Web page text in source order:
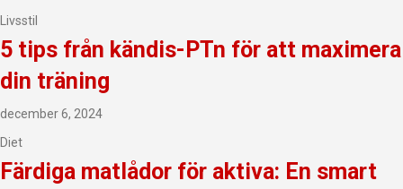
Livsstil
5 tips från kändis-PTn för att maximera
din träning
december 6, 2024
Diet
Färdiga matlådor för aktiva: En smart